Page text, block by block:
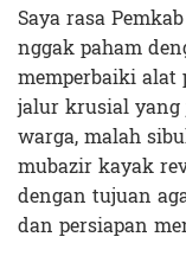
Saya rasa
nggak paham
memperbaiki
jalur krusial
warga, malah
mubazir kayak
dengan tujuan
dan persiapan